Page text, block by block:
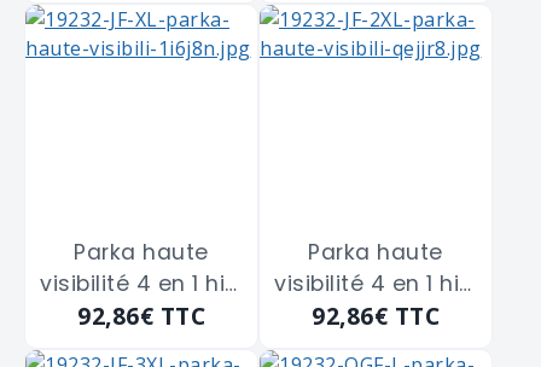
GUARD "7KANYL"
taille L
GUARD "7KANYM"
taille M
Parka haute
visibilité 4 en 1 hivi
jaune fluo/
92,86€ TTC
Parka haute
visibilité 4 en 1 hivi
jaune fluo/
92,86€ TTC